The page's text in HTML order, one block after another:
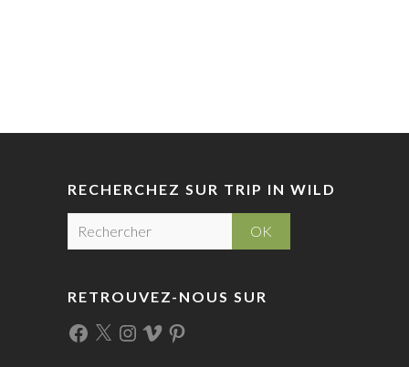
RECHERCHEZ SUR TRIP IN WILD
e
r
RETROUVEZ-NOUS SUR
Facebook
X Instagram
VimeoPinterest